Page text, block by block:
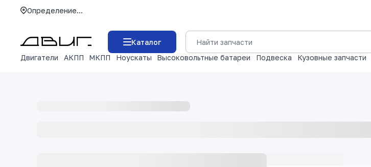
Определение...
Каталог
Двигатели
АКПП МКПП Ноускаты Высоковольтные батареи Подвеска Кузовные запчасти